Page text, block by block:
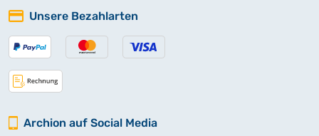
Unsere Bezahlarten
Archion auf Social Media